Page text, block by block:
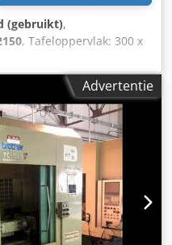
(gebruikt),
, Tafeloppervlak: 300 x
250 mm
groot Afstandstafel /
10000 rpm Voeding: ca. 5
x u. y / z 25/20 m /
Sainsx Agnjck
9 kVA kW Benodigde
ca. 2800 kg
Advertentie